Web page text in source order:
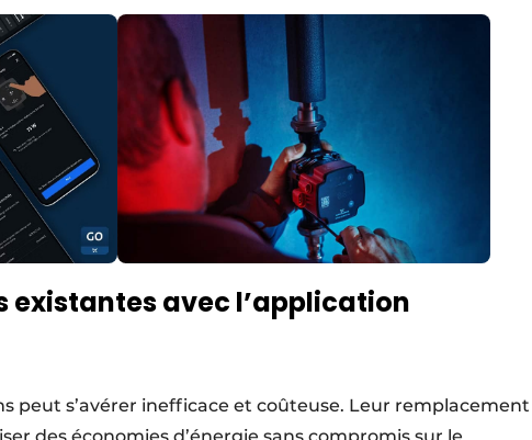
existantes avec l’application
peut s’avérer inefficace et coûteuse. Leur remplacement